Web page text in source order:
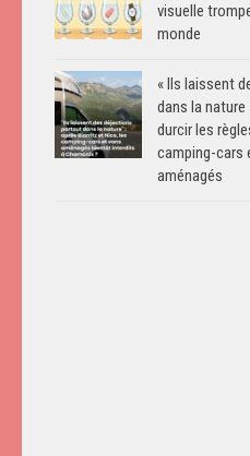
visuelle
monde
« Ils laissent
dans la nature
durcir les
camping-cars
aménagés